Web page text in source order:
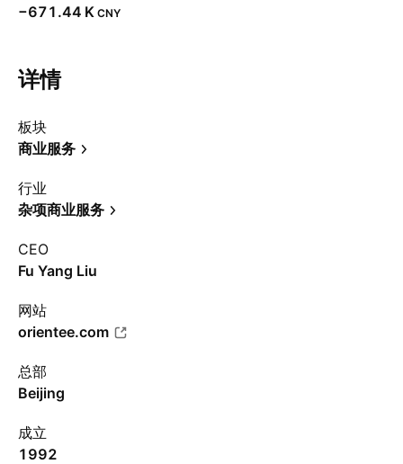
‪−671.44 K‬ CNY
详情
板块
商业服务
行业
杂项商业服务
CEO
Fu Yang Liu
网站
orientee.com
总部
Beijing
成立
1992